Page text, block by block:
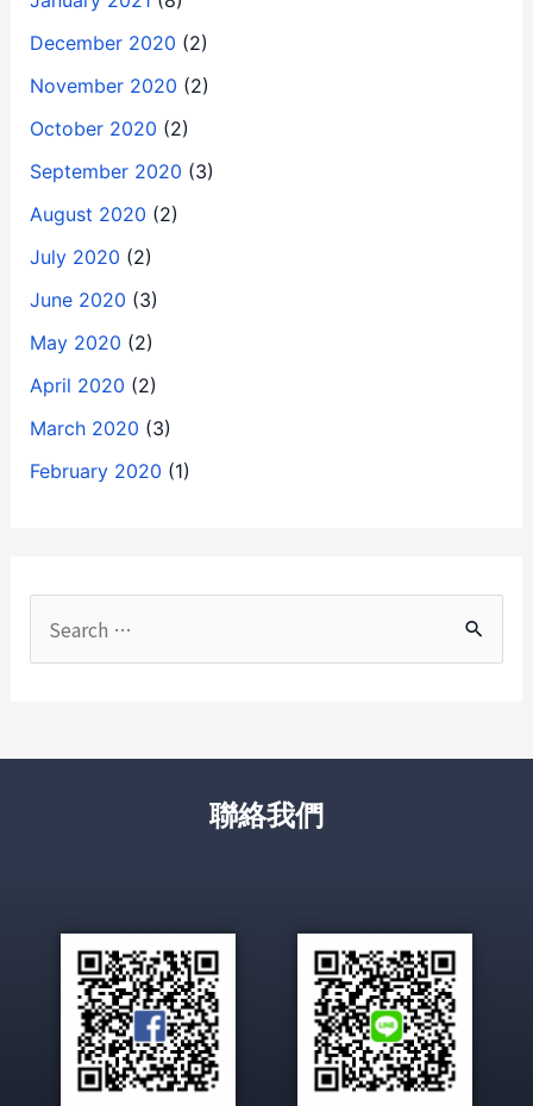
December 2020 (2)
November 2020 (2)
October 2020 (2)
September 2020 (3)
August 2020 (2)
July 2020 (2)
June 2020 (3)
May 2020 (2)
April 2020 (2)
March 2020 (3)
February 2020 (1)
聯絡我們